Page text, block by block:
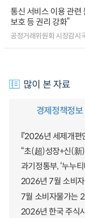
통신 서비스 이용 관련
보호 등 권리 강화”
공정거래위원회 시장감시
많이 본 자료
경제정책정보
『2026년 세제개편
“초(超)성장+신(新
과기정통부, ‘누누
2026년 7월 소비
7월 소비자물가는
2026년 한국 주식